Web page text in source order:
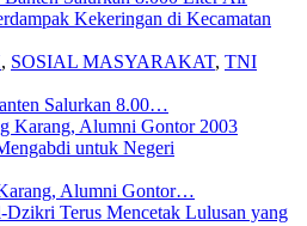
, SOSIAL MASYARAKAT, TNI
Salurkan 8.00…
Alumni Gontor…